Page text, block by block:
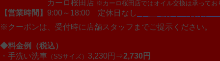
カーロ桜田店 ※カーロ桜田店ではオイル交換は承ってお
【営業時間】 9:00～18:00 定休日なし
※クーポンは、受付時に店舗スタッフまでご提示ください。
◆料金例（税込）
・手洗い洗車 （SSサイズ） 3,230円⇒2,730円